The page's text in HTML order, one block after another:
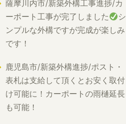
薩摩川内市/新築外構工事進捗/カ
ーポート工事が完了しました
シ
ンプルな外構ですが完成が楽しみ
です！
鹿児島市/新築外構進捗/ポスト・
表札は支給して頂くとお安く取付
け可能に！カーポートの雨樋延長
も可能！